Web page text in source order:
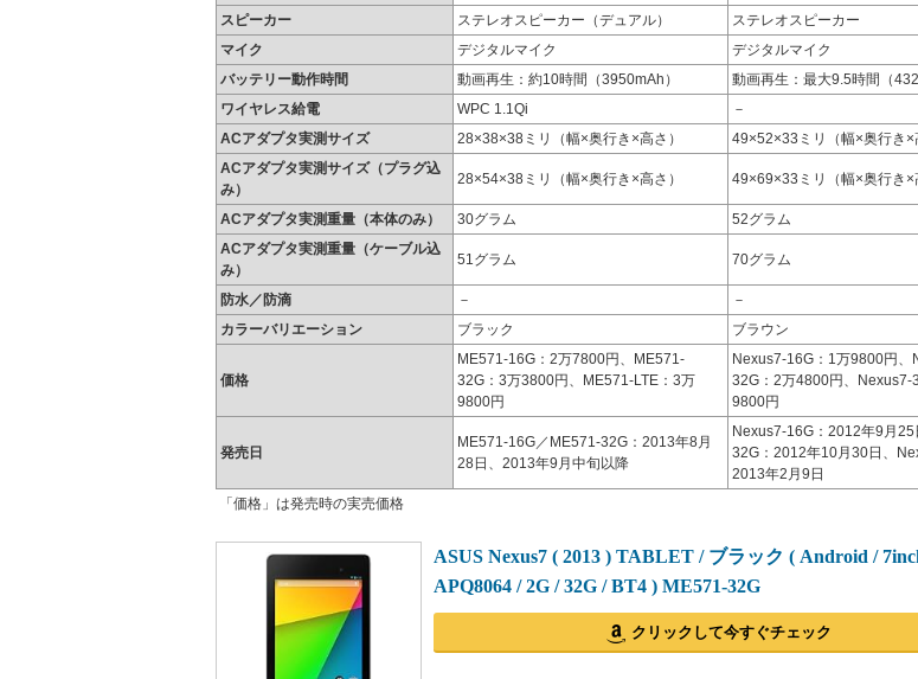
スピーカー ステレオスピーカー（デュアル）
ステレオスピーカー
マイク
デジタルマイク
デジタルマイク
バッテリー動作時間
動画再生：約10時間（3950mAh）
動画再生：最大9.5時間（
ワイヤレス給電
WPC 1.1Qi
－
ACアダプタ実測サイズ
28×38×38ミリ（幅×奥行き×高さ）
49×52×33ミリ（幅×奥行き×
ACアダプタ実測サイズ（プラグ込
み）
28×54×38ミリ（幅×奥行き×高さ） 49×69×33ミリ（幅×奥行き×
ACアダプタ実測重量（本体のみ） 30グラム
52グラム
ACアダプタ実測重量（ケーブル込
み）
51グラム 70グラム
防水／防滴 －
－
カラーバリエーション
ブラック ブラウン
価格
ME571-16G：2万7800円、ME571-
32G：3万3800円、ME571-LTE：3万
9800円
Nexus7-16G：1万9800円、
32G：2万4800円、Nexus7-
9800円
発売日
ME571-16G／ME571-32G：2013年8月
28日、2013年9月中旬以降
Nexus7-16G：2012年9月
32G：2012年10月30日、
2013年2月9日
「価格」は発売時の実売価格
ASUS Nexus7 ( 2013 ) TABLET / ブラック ( Android /
APQ8064 / 2G / 32G / BT4 ) ME571-32G
クリックして今すぐチェック